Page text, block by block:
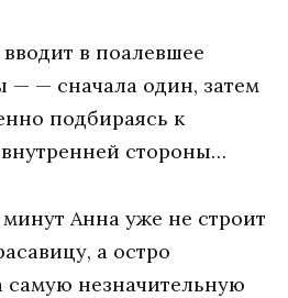
в поалевшее
— — сначала один, затем
подбираясь к
стороны…
Анна уже не строит
а остро
самую незначительную